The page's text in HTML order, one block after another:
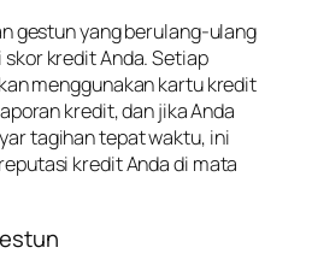
gestun yang berulang-ulang
kredit Anda. Setiap
menggunakan kartu kredit
kredit, dan jika Anda
tagihan tepat waktu, ini
kredit Anda di mata